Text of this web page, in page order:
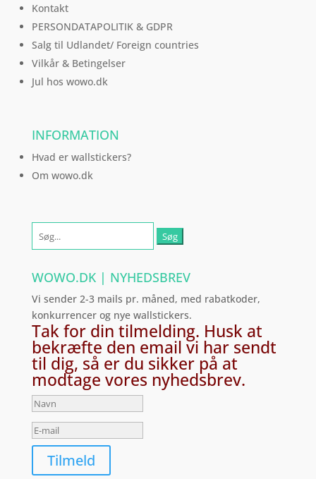
Kontakt
PERSONDATAPOLITIK & GDPR
Salg til Udlandet/ Foreign countries
Vilkår & Betingelser
Jul hos wowo.dk
INFORMATION
Hvad er wallstickers?
Om wowo.dk
efter:
WOWO.DK | NYHEDSBREV
Vi sender 2-3 mails pr. måned, med rabatkoder,
konkurrencer og nye wallstickers.
Tak for din tilmelding. Husk at
bekræfte den email vi har sendt
til dig, så er du sikker på at
modtage vores nyhedsbrev.
Tilmeld